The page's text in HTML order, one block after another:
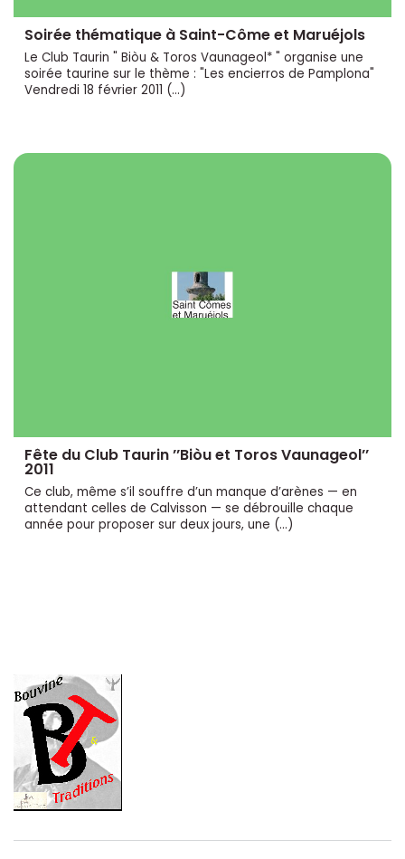
Soirée thématique à Saint-Côme et Maruéjols
Le Club Taurin " Biòu & Toros Vaunageol* " organise une
soirée taurine sur le thème : "Les encierros de Pamplona"
Vendredi 18 février 2011 (…)
Fête du Club Taurin ’’Biòu et Toros Vaunageol’’
2011
Ce club, même s’il souffre d’un manque d’arènes — en
attendant celles de Calvisson — se débrouille chaque
année pour proposer sur deux jours, une (…)